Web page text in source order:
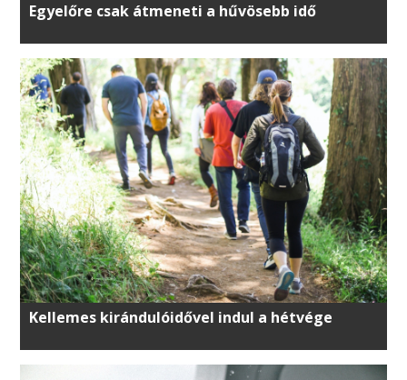
Egyelőre csak átmeneti a hűvösebb idő
Kellemes kirándulóidővel indul a hétvége